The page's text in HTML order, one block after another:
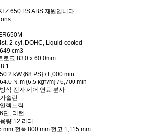
Z 650 RS ABS 재원입니다.
2-cyl, DOHC, Liquid-cooled
cm3
로크 83.0 x 60.0mm
kW {68 PS} / 8,000 min
N-m {6.5 kgf?m} / 6,700 min
식 전자 제어 연료 분사
솔린
렉트릭
단, 리턴
량 12 리터
mm 전폭 800 mm 전고 1,115 mm